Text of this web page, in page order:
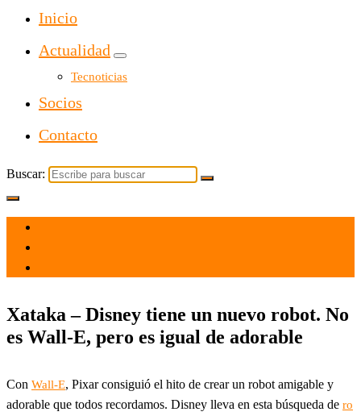
Yacal micro hosting
Inicio
Actualidad
Tecnoticias
Socios
Contacto
Buscar:
Xataka – Disney tiene un nuevo robot. No
es Wall-E, pero es igual de adorable
Con Wall-E, Pixar consiguió el hito de crear un robot amigable y
adorable que todos recordamos. Disney lleva en esta búsqueda de ro